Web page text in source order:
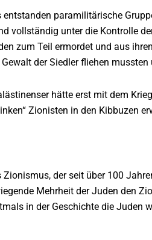
entstanden paramilitärische
vollständig unter die Kontrolle
zum Teil ermordet und aus
der Siedler fliehen
hätte erst mit dem
Zionisten in den Kibbuzen
Zionismus, der seit über 100
Mehrheit der Juden den
in der Geschichte die